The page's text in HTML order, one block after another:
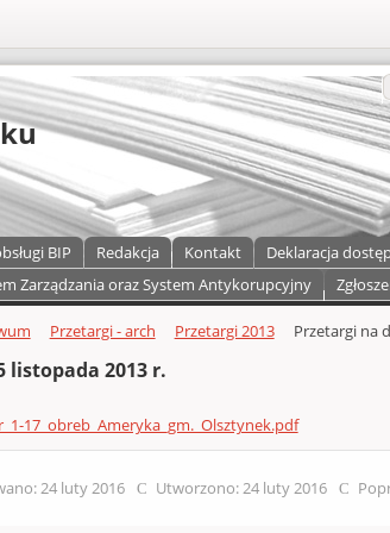
BIP Redakcja Kontakt Deklaracja
Zarządzania oraz System Antykorupcyjny
Przetargi - arch Przetargi 2013 Przetargi na
listopada 2013 r.
17_obreb_Ameryka_gm._Olsztynek.pdf
24 luty 2016 Utworzono: 24 luty 2016